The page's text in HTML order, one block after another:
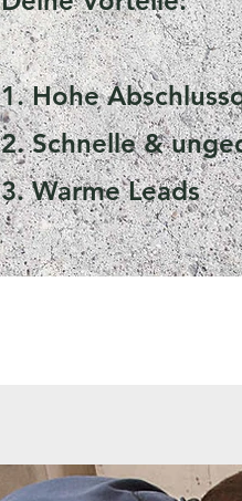
1. Hohe
2. Schnelle &
3. Warme Leads